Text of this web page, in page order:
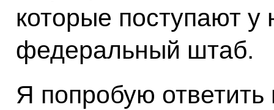
которые поступают
федеральный штаб.
Я попробую